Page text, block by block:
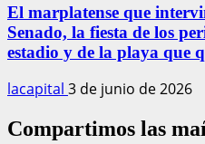
El marplatense que
Senado, la fiesta de los
estadio y de la playa que
lacapital 3 de junio de 2026
Compartimos las